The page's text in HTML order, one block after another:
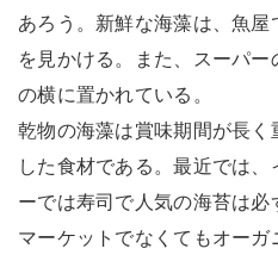
あろう。新鮮な海藻は、魚
を見かける。また、スーパー
の横に置かれている。
乾物の海藻は賞味期間が長
した食材である。最近では
ーでは寿司で人気の海苔は
マーケットでなくてもオーガ